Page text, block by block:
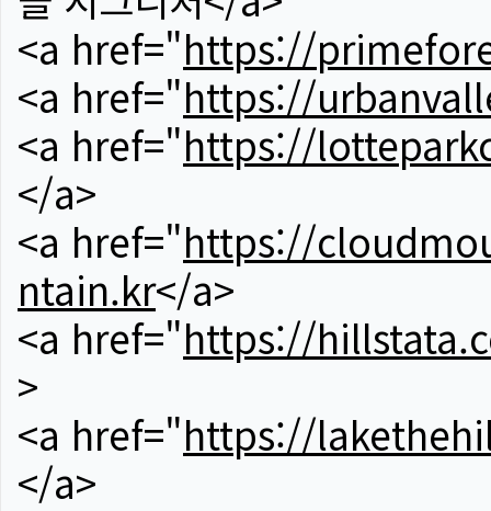
<a href="https://
<a href="https://
<a href="https://
</a>
<a href="https://
ntain.kr</a>
<a href="https://
>
<a href="https://
</a>